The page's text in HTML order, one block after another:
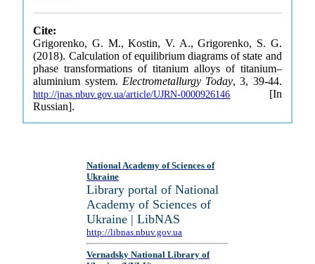
Cite:
Grigorenko, G. M., Kostin, V. A., Grigorenko, S. G.
(2018). Calculation of equilibrium diagrams of state and
phase transformations of titanium alloys of titanium–
aluminium system. Electrometallurgy Today, 3, 39-44.
http://jnas.nbuv.gov.ua/article/UJRN-0000926146 [In
Russian].
National Academy of Sciences of
Ukraine
Library portal of National
Academy of Sciences of
Ukraine | LibNAS
http://libnas.nbuv.gov.ua
Vernadsky National Library of